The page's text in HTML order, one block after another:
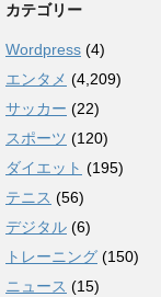
カテゴリー
Wordpress (4)
エンタメ (4,209)
サッカー (22)
スポーツ (120)
ダイエット (195)
テニス (56)
デジタル (6)
トレーニング (150)
ニュース (15)